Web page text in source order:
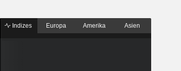
Indizes Europa Amerika Asien